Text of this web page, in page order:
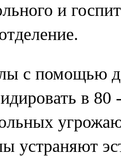
и
с помощью
в
устраняют